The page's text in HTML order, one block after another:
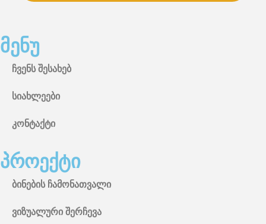
მენუ
ჩვენს შესახებ
სიახლეები
კონტაქტი
პროექტი
ბინების ჩამონათვალი
ვიზუალური შერჩევა